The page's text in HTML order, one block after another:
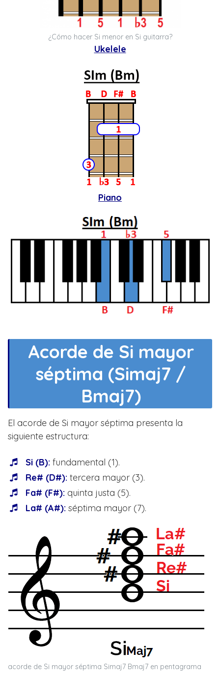
¿Cómo hacer Si menor en Si guitarra?
Ukelele
Piano
Acorde de Si mayor
séptima (Simaj7 /
Bmaj7)
El acorde de Si mayor séptima presenta la
siguiente estructura:
Si (B): fundamental (1).
Re# (D#): tercera mayor (3).
Fa# (F#): quinta justa (5).
La# (A#): séptima mayor (7).
acorde de Si mayor séptima Simaj7 Bmaj7 en pentagrama